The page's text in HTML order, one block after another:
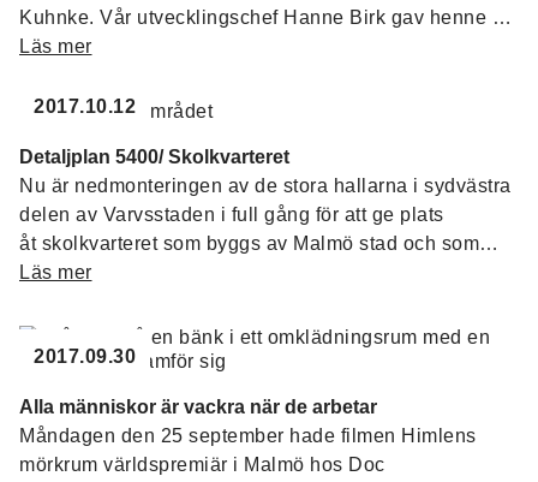
Kuhnke. Vår utvecklingschef Hanne Birk gav henne en
guidad tur i Maskin- och monteringshallen som är av
Rörelsernas museum.
Läs mer
2017.10.12
Detaljplan 5400/ Skolkvarteret
Nu är nedmonteringen av de stora hallarna i sydvästra
delen av Varvsstaden i full gång för att ge plats
åt skolkvarteret som byggs av Malmö stad och som
beräknas stå klart runt år 2020.
Läs mer
2017.09.30
Alla människor är vackra när de arbetar
Måndagen den 25 september hade filmen Himlens
mörkrum världspremiär i Malmö hos Doc